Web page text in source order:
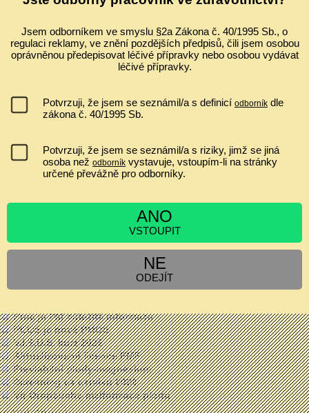
Jsem odborníkem ve smyslu §2a Zákona č. 40/1995 Sb., o
regulaci reklamy, ve znění pozdějších předpisů, čili jsem osobou
oprávněnou předepisovat léčivé přípravky nebo osobou vydávat
léčivé přípravky.
Potvrzuji, že jsem se seznámil/a s definicí odborník dle
zákona č. 40/1995 Sb.
Potvrzuji, že jsem se seznámil/a s riziky, jimž se jiná
osoba než odborník vystavuje, vstoupím-li na stránky
určené převážně pro odborníky.
ANO
VSTOUPIT
NE
ODEJÍT
Siamská dvojčata
Proč je PM důležitá informace
PCOS je nově PMOS
V.I.S.U.S. kurz 2026
Aktualizované licence FMF
Previabilní plody-magnesium
Screening ca cervixu 2026
Vir Oropouche-malformace plodu
Ultrazvuk a zobrazování v gynekologii a porodnictví 2026 Celostátní
Foundation (Londýn) Odborný garant: prof. MUDr. Pavel Calda, CSc.
IVF A EMBRYOTRANSFER ZVYŠUJE RIZIKO PLACENTA
nemá souvislost
jen asi 1,2x zvyšuje riziko
zvyšuje riziko 2 až 6krát
Hlasujících:6552| Komentáře: